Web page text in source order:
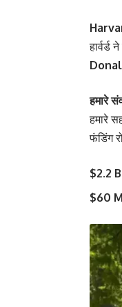
हमारे
हमारे
फंडिंग
$2.2
$60